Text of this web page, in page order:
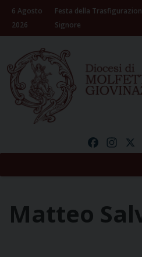
Skip
content
6 Agosto
2026
Festa della
Signore
Facebook
Matteo